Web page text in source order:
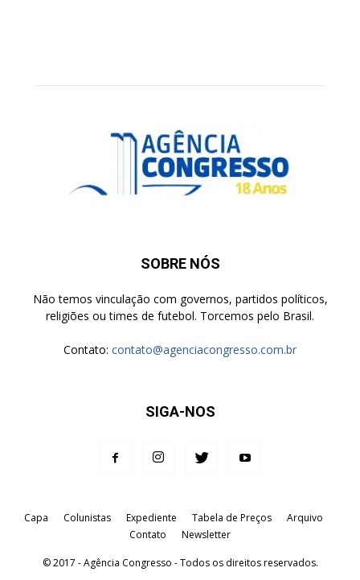
SOBRE NÓS
Não temos vinculação com governos, partidos políticos,
religiões ou times de futebol. Torcemos pelo Brasil.
Contato: contato@agenciacongresso.com.br
SIGA-NOS
Capa Colunistas Expediente Tabela de Preços
Arquivo
Contato
Newsletter
© 2017 - Agência Congresso - Todos os direitos reservados.